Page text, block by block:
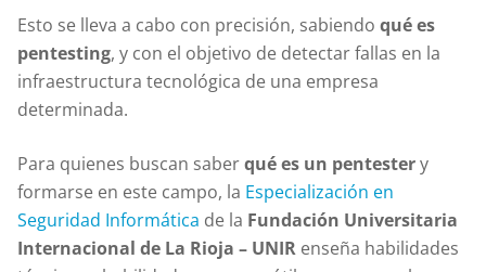
Esto se lleva a cabo con precisión, sabiendo qué es
pentesting, y con el objetivo de detectar fallas en la
infraestructura tecnológica de una empresa
determinada.
Para quienes buscan saberqué es un pentestery
formarse en este campo, la Especialización en
Seguridad Informática de la Fundación Universitaria
Internacional de La Rioja – UNIR enseña habilidades